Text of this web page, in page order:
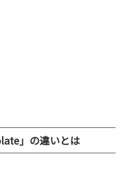
」の違いとは